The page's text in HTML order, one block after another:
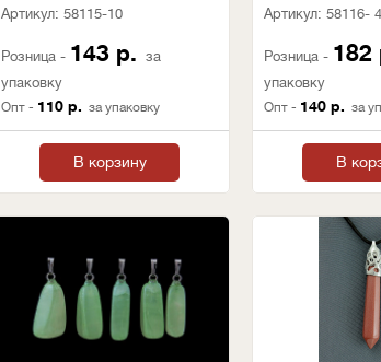
Артикул: 58115-10
Розница - 143 р. за
упаковку
Опт - 110 р. за упаковку
В корзину
Артикул: 58116- 4
Розница - 182
упаковку
Опт - 140 р. за
В